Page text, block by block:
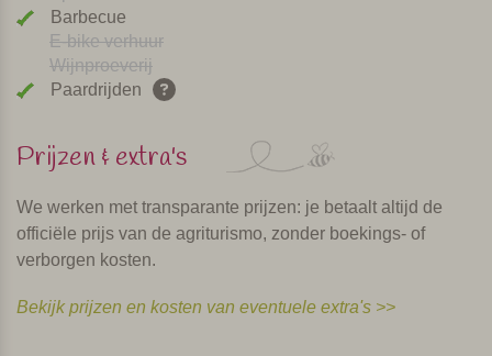
Barbecue
E-bike verhuur
Wijnproeverij
Paardrijden
Prijzen & extra's
We werken met transparante prijzen: je betaalt altijd de
officiële prijs van de agriturismo, zonder boekings- of
verborgen kosten.
Bekijk prijzen en kosten van eventuele extra's >>